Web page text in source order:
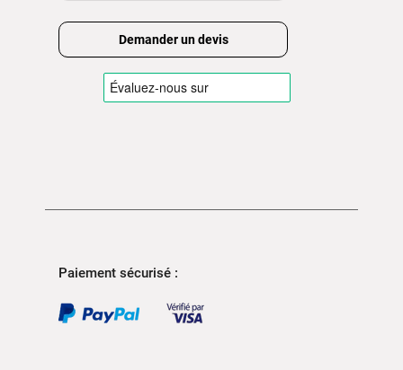
Demander un devis
Paiement sécurisé :